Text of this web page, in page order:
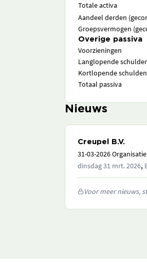
Totale activa
Aandeel derden
Groepsvermogen
Overige passiva
Voorzieningen
Langlopende
Kortlopende schulden
Totaal passiva
Nieuws
Creupel B.V.
31-03-2026
dinsdag 31 mrt. 2026,
Voor meer nieuws,